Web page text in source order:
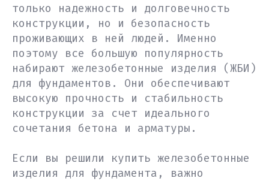
только надежность и долговечность
конструкции, но и безопасность
проживающих в ней людей. Именно
поэтому все большую популярность
набирают железобетонные изделия (ЖБИ)
для фундаментов. Они обеспечивают
высокую прочность и стабильность
конструкции за счет идеального
сочетания бетона и арматуры.
Если вы решили купить железобетонные
изделия для фундамента, важно